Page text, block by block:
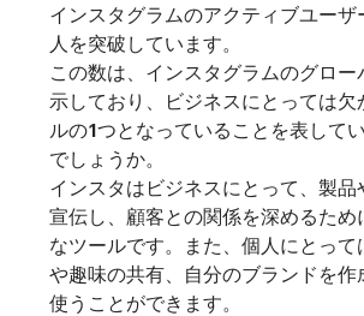
インスタグラムのアクティブユー
人を突破しています。
この数は、インスタグラムのグロー
示しており、ビジネスにとっては欠
ルの1つとなっていることを表して
でしょうか。
インスタはビジネスにとって、製品
宣伝し、顧客との関係を深めるため
なツールです。また、個人にとって
や趣味の共有、自分のブランドを作
使うことができます。